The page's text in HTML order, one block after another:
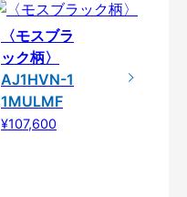
〈モスブラ
ック柄〉
AJ1HVN-1
1MULMF
¥107,600